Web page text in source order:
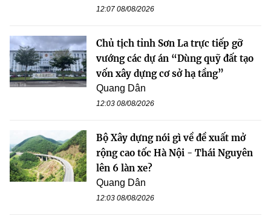
12:07 08/08/2026
Chủ tịch tỉnh Sơn La trực tiếp gỡ
vướng các dự án “Dùng quỹ đất tạo
vốn xây dựng cơ sở hạ tầng”
Quang Dân
12:03 08/08/2026
Bộ Xây dựng nói gì về đề xuất mở
rộng cao tốc Hà Nội - Thái Nguyên
lên 6 làn xe?
Quang Dân
12:03 08/08/2026